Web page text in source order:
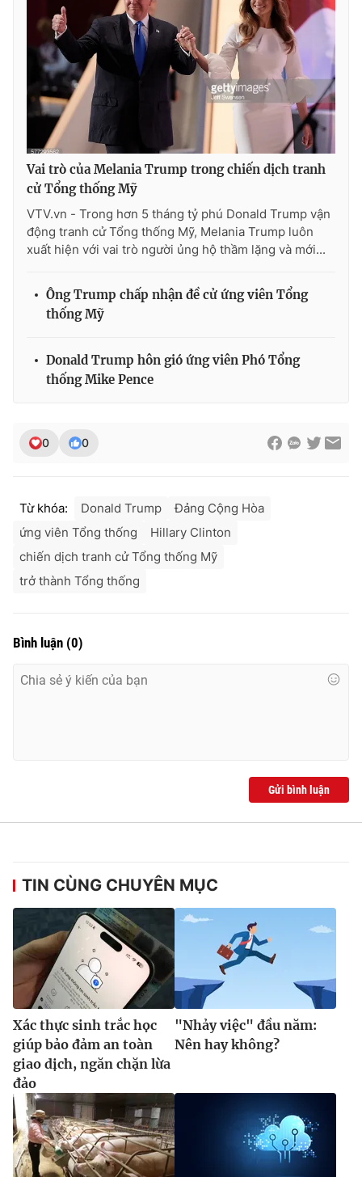
Ðiện thoại Thời báo VTV:024.66 897 897
Email:
toasoan@vtv.vn
Liên hệ quảng cáo:
024-7300.7108
thuận bằng văn bản. Ghi rõ nguồn VTV.vn khi phát hành lại
thông tin từ website này.
Vai trò của Melania Trump trong chiến dịch tranh
cử Tổng thống Mỹ
VTV.vn - Trong hơn 5 tháng tỷ phú Donald Trump vận
động tranh cử Tổng thống Mỹ, Melania Trump luôn
xuất hiện với vai trò người ủng hộ thầm lặng và mới...
Ông Trump chấp nhận đề cử ứng viên Tổng
thống Mỹ
Donald Trump hôn gió ứng viên Phó Tổng
thống Mike Pence
0 0
Từ khóa: Donald Trump
Đảng Cộng Hòa
ứng viên Tổng thống
Hillary Clinton
chiến dịch tranh cử Tổng thống Mỹ
trở thành Tổng thống
Bình luận (0)
Gửi bình luận
TIN CÙNG CHUYÊN MỤC
Xác thực sinh trắc học
giúp bảo đảm an toàn
giao dịch, ngăn chặn lừa
đảo
"Nhảy việc" đầu năm:
Nên hay không?